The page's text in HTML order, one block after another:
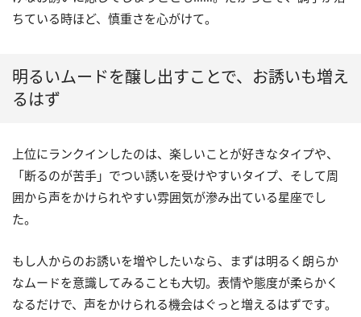
ちている時ほど、慎重さを心がけて。
明るいムードを醸し出すことで、お誘いも増え
るはず
上位にランクインしたのは、楽しいことが好きなタイプや、
「断るのが苦手」でつい誘いを受けやすいタイプ、そして周
囲から声をかけられやすい雰囲気が滲み出ている星座でし
た。
もし人からのお誘いを増やしたいなら、まずは明るく朗らか
なムードを意識してみることも大切。表情や態度が柔らかく
なるだけで、声をかけられる機会はぐっと増えるはずです。